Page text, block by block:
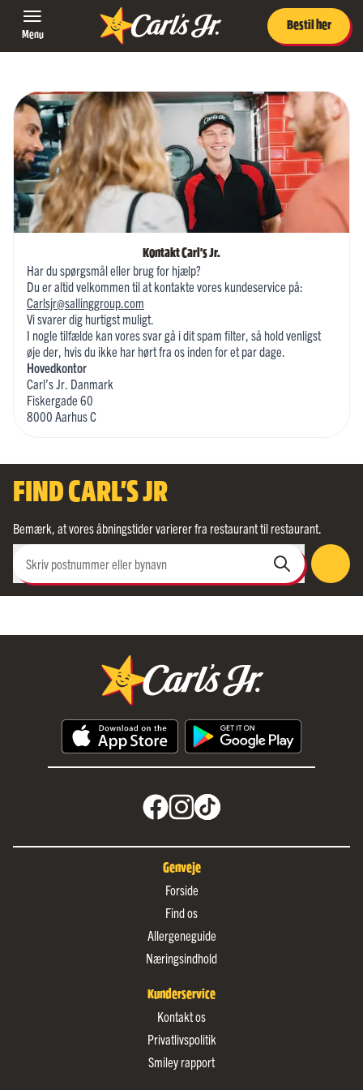
Menu
Bestil her
Kontakt Carl's Jr.
Har du spørgsmål eller brug for hjælp?
Du er altid velkommen til at kontakte vores kundeservice på:
Carlsjr@sallinggroup.com
Vi svarer dig hurtigst muligt.
I nogle tilfælde kan vores svar gå i dit spam filter, så hold venligst
øje der, hvis du ikke har hørt fra os inden for et par dage.
Hovedkontor
Carl’s Jr. Danmark
Fiskergade 60
8000 Aarhus C
FIND CARL'S JR
Bemærk, at vores åbningstider varierer fra restaurant til restaurant.
Skriv postnummer eller bynavn
Genveje
Forside
Find os
Allergeneguide
Næringsindhold
Kunderservice
Kontakt os
Privatlivspolitik
Smiley rapport